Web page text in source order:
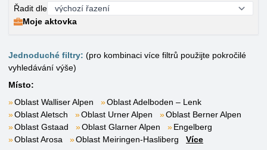
Řadit dle
Moje aktovka
Jednoduché filtry: (pro kombinaci více filtrů použijte pokročilé
vyhledávání výše)
Místo:
Oblast Walliser Alpen
Oblast Adelboden – Lenk
Oblast Aletsch
Oblast Urner Alpen
Oblast Berner Alpen
Oblast Gstaad
Oblast Glarner Alpen
Engelberg
Oblast Arosa
Oblast Meiringen-Hasliberg
Více